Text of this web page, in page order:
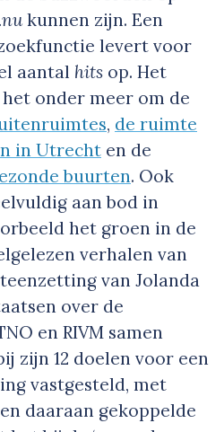
kunnen zijn. Een
levert voor
aantal hits op. Het
onder meer om de
, de ruimte
in Utrecht en de
buurten. Ook
aan bod in
het groen in de
verhalen van
van Jolanda
over de
en RIVM samen
zijn 12 doelen voor een
vastgesteld, met
daaraan gekoppelde